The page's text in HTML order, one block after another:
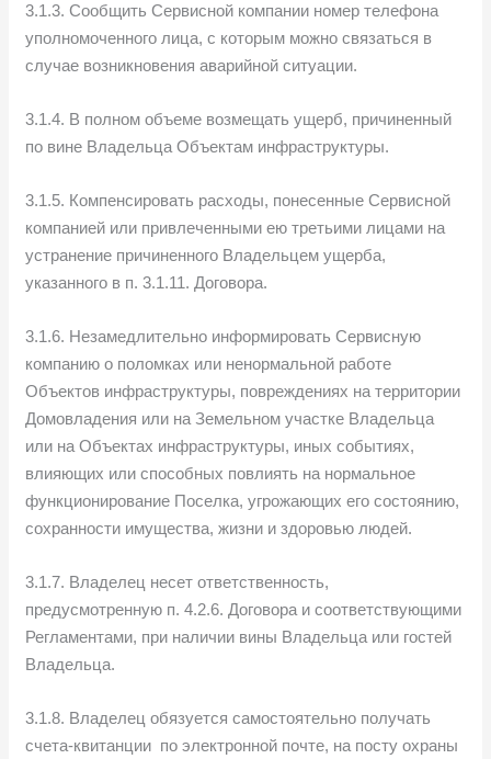
3.1.3. Сообщить Сервисной компании номер телефона
уполномоченного лица, с которым можно связаться в
случае возникновения аварийной ситуации.
3.1.4. В полном объеме возмещать ущерб, причиненный
по вине Владельца Объектам инфраструктуры.
3.1.5. Компенсировать расходы, понесенные Сервисной
компанией или привлеченными ею третьими лицами на
устранение причиненного Владельцем ущерба,
указанного в п. 3.1.11. Договора.
3.1.6. Незамедлительно информировать Сервисную
компанию о поломках или ненормальной работе
Объектов инфраструктуры, повреждениях на территории
Домовладения или на Земельном участке Владельца
или на Объектах инфраструктуры, иных событиях,
влияющих или способных повлиять на нормальное
функционирование Поселка, угрожающих его состоянию,
сохранности имущества, жизни и здоровью людей.
3.1.7. Владелец несет ответственность,
предусмотренную п. 4.2.6. Договора и соответствующими
Регламентами, при наличии вины Владельца или гостей
Владельца.
3.1.8. Владелец обязуется самостоятельно получать
счета-квитанции по электронной почте, на посту охраны